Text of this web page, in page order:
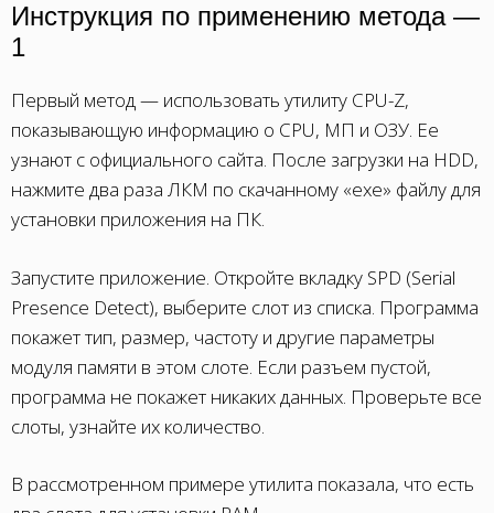
Инструкция по применению метода —
1
Первый метод — использовать утилиту CPU-Z,
показывающую информацию о CPU, МП и ОЗУ. Ее
узнают с официального сайта. После загрузки на HDD,
нажмите два раза ЛКМ по скачанному «exe» файлу для
установки приложения на ПК.
Запустите приложение. Откройте вкладку SPD (Serial
Presence Detect), выберите слот из списка. Программа
покажет тип, размер, частоту и другие параметры
модуля памяти в этом слоте. Если разъем пустой,
программа не покажет никаких данных. Проверьте все
слоты, узнайте их количество.
В рассмотренном примере утилита показала, что есть